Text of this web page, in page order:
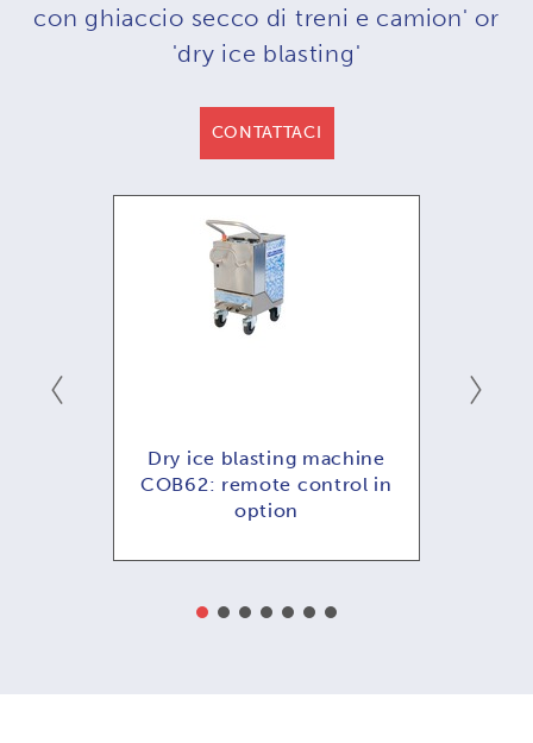
con ghiaccio secco di treni e camion' or
'dry ice blasting'
CONTATTACI
Dry ice blasting machine
COB62: remote control in
option